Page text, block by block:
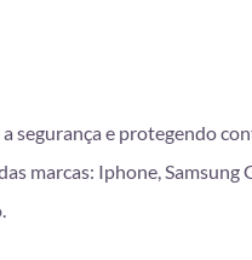
segurança e protegendo
marcas: Iphone, Samsung